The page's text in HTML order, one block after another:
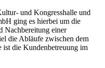
und Kongresshalle und
ging es hierbei um die
Nachbereitung einer
die Abläufe zwischen dem
die Kundenbetreuung im